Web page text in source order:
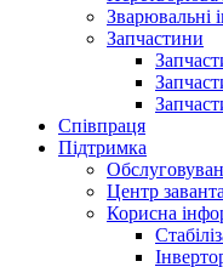
Зварювальні
Запчастини
Співпраця
Підтримка
Центр
Корисна